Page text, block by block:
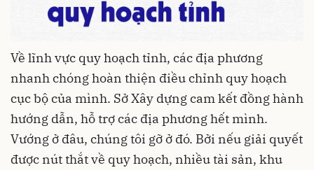
Về lĩnh vực quy hoạch tỉnh, các địa phương
nhanh chóng hoàn thiện điều chỉnh quy hoạch
cục bộ của mình. Sở Xây dựng cam kết đồng hành
hướng dẫn, hỗ trợ các địa phương hết mình.
Vướng ở đâu, chúng tôi gỡ ở đó. Bởi nếu giải quyết
được nút thắt về quy hoạch, nhiều tài sản, khu